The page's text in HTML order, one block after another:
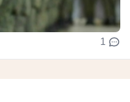
1